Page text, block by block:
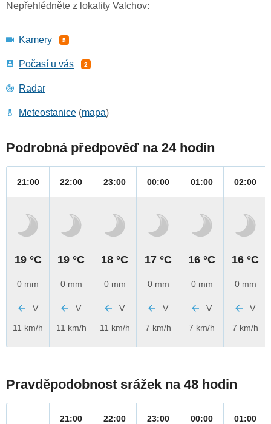
Nepřehlédněte z lokality Valchov:
Kamery 5
Počasí u vás 2
Radar
Meteostanice (mapa)
Podrobná předpověď na 24 hodin
21:00
19 °C
0 mm
V
11 km/h
22:00
19 °C
0 mm
V
11 km/h
23:00
18 °C
0 mm
V
11 km/h
00:00
17 °C
0 mm
V
7 km/h
01:00
16 °C
0 mm
V
7 km/h
02:00
16 °C
0 mm
V
7 km/h
Pravděpodobnost srážek na 48 hodin
21:00
22:00
23:00
00:00
01:00